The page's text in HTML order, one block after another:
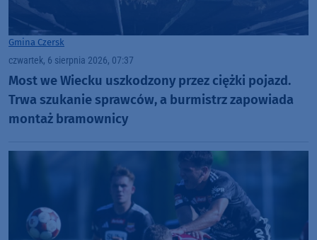
Gmina Czersk
czwartek, 6 sierpnia 2026, 07:37
Most we Wiecku uszkodzony przez ciężki pojazd.
Trwa szukanie sprawców, a burmistrz zapowiada
montaż bramownicy